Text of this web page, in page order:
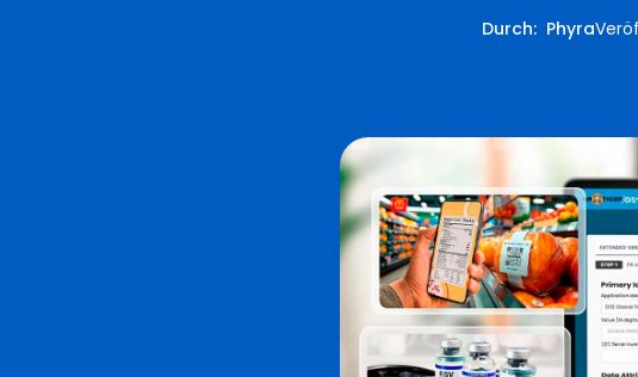
Durch: Phyra